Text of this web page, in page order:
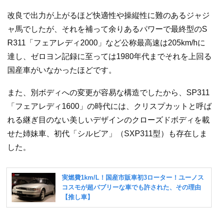
改良で出力が上がるほど快適性や操縦性に難のあるジャジ
ャ馬でしたが、それを補って余りあるパワーで最終型のS
R311「フェアレディ2000」など公称最高速は205km/hに
達し、ゼロヨン記録に至っては1980年代までそれを上回る
国産車がいなかったほどです。
また、別ボディへの変更が容易な構造でしたから、SP311
「フェアレディ1600」の時代には、クリスプカットと呼ば
れる継ぎ目のない美しいデザインのクローズドボディを載
せた姉妹車、初代「シルビア」（SXP311型）も存在しま
した。